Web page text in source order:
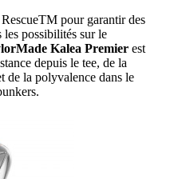
pour garantir des
les possibilités sur le
Kalea Premier est
depuis le tee, de la
de la polyvalence dans le